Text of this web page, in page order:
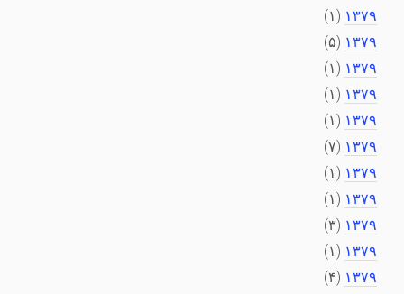
۱۳۷۹ (۱)
۱۳۷۹ (۵)
۱۳۷۹ (۱)
۱۳۷۹ (۱)
۱۳۷۹ (۱)
۱۳۷۹ (۷)
۱۳۷۹ (۱)
۱۳۷۹ (۱)
۱۳۷۹ (۳)
۱۳۷۹ (۱)
۱۳۷۹ (۴)